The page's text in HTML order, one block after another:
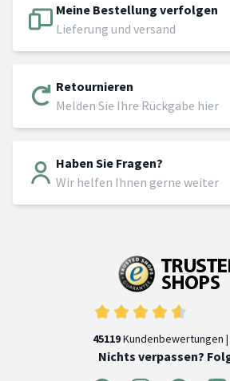
Meine Bestellung verfolgen
Lieferung und versand
Retournieren
Melden Sie Ihre Rückgabe hier
Haben Sie Fragen?
Wir helfen Ihnen gerne weiter
45119Kundenbewertungen |
Nichts verpassen?